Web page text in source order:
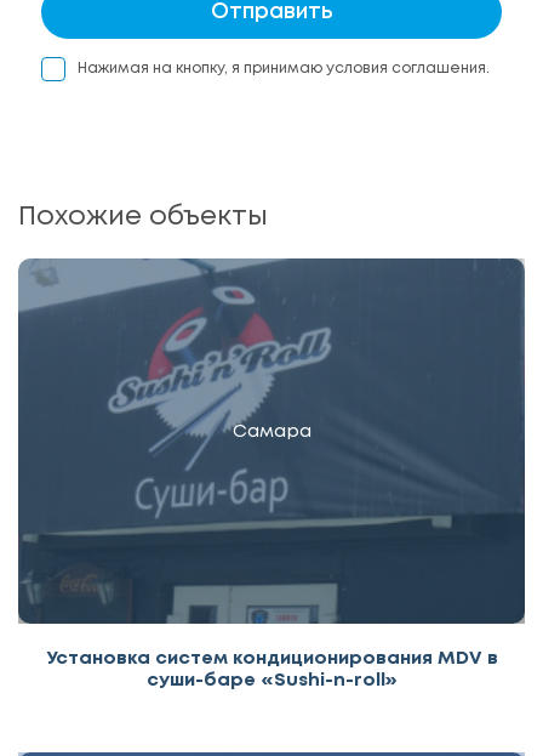
Отправить
Нажимая на кнопку, я принимаю условия соглашения.
Похожие объекты
Самара
Установка систем кондиционирования MDV в
суши-баре «Sushi-n-roll»